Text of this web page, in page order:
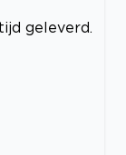
geleverd.